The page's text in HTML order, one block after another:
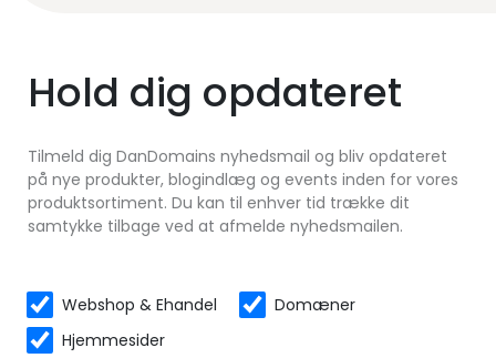
Hold dig opdateret
Tilmeld dig DanDomains nyhedsmail og bliv opdateret
på nye produkter, blogindlæg og events inden for vores
produktsortiment. Du kan til enhver tid trække dit
samtykke tilbage ved at afmelde nyhedsmailen.
Webshop & Ehandel
Domæner
Hjemmesider